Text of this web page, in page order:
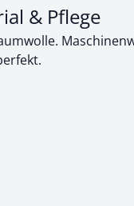
3 von 3:
& Pflege